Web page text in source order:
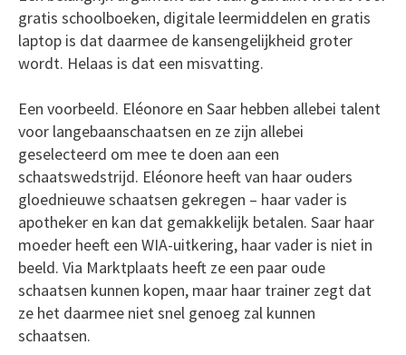
gratis schoolboeken, digitale leermiddelen en gratis
laptop is dat daarmee de kansengelijkheid groter
wordt. Helaas is dat een misvatting.
Een voorbeeld. Eléonore en Saar hebben allebei talent
voor langebaanschaatsen en ze zijn allebei
geselecteerd om mee te doen aan een
schaatswedstrijd. Eléonore heeft van haar ouders
gloednieuwe schaatsen gekregen – haar vader is
apotheker en kan dat gemakkelijk betalen. Saar haar
moeder heeft een WIA-uitkering, haar vader is niet in
beeld. Via Marktplaats heeft ze een paar oude
schaatsen kunnen kopen, maar haar trainer zegt dat
ze het daarmee niet snel genoeg zal kunnen
schaatsen.